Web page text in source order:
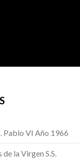
Pablo VI Año 1966
la Virgen S.S.